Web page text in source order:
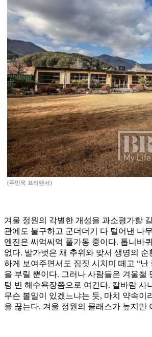
(주민욱 프리랜서)
겨울 정원의 각별한 개성을 과소평가할
관에도 불구하고 군더더기 다 털어낸 나
엔진은 씨억씨억 풀가동 중이다. 톱니바
없다. 발가벗은 채 추위와 맞서 생명의 순
하게 보여주면서도 짐짓 시치미 떼고 “난
을 부릴 뿐이다. 그러나 사람들은 겨울철
텅 빈 해수욕장쯤으로 여긴다. 칼바람 사
무슨 볼일이 있겠느냐는 듯, 마치 약속이
을 끊는다. 겨울 정원의 클래스가 높지만